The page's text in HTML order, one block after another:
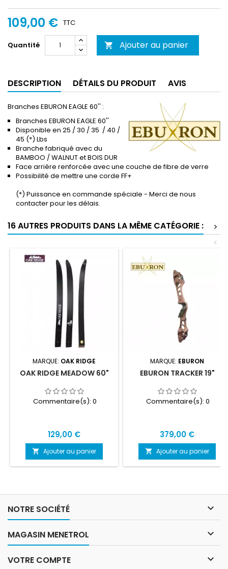
109,00 € TTC
Quantité  Ajouter au panier
DESCRIPTION DÉTAILS DU PRODUIT AVIS
Branches EBURON EAGLE 60'' :
Branches EBURON EAGLE 60''
Disponible en 25 / 30 / 35 / 40 /
45 (*) Lbs
Branche fabriqué avec du
BAMBOO / WALNUT et BOIS DUR
Face arrière renforcée avec une couche de fibre de verre
Possibilité de mettre une corde FF+
(*) Puissance en commande spéciale - Merci de nous
contacter pour les délais.
16 AUTRES PRODUITS DANS LA MÊME CATÉGORIE :
>
<
MARQUE: OAK RIDGE
OAK RIDGE MEADOW 60"
Commentaire(s): 0
Prix
129,00 €
 Ajouter au panier
MARQUE: EBURON
EBURON TRACKER 19"
Commentaire(s): 0
Prix
379,00 €
 Ajouter au panier
NOTRE SOCIÉTÉ 
MAGASIN MENETROL 
VOTRE COMPTE 